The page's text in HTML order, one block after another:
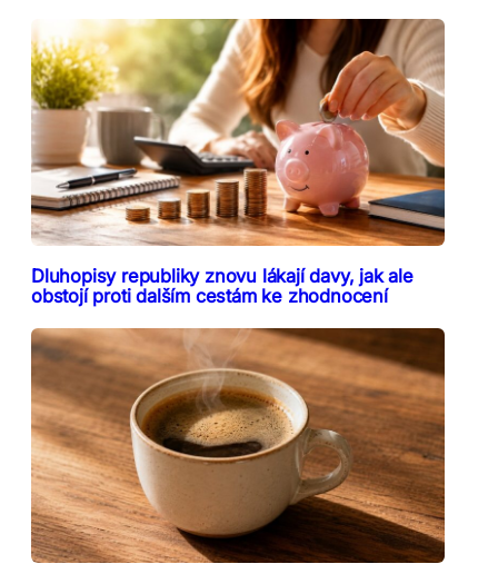
Dluhopisy republiky znovu lákají davy, jak ale
obstojí proti dalším cestám ke zhodnocení